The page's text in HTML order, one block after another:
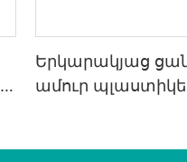
Երկարակյաց
ամուր պլաստիկե